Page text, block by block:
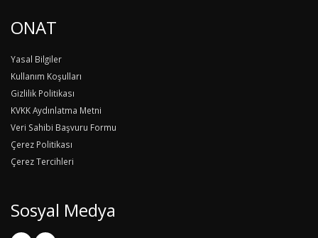
ONAT
Yasal Bilgiler
Kullanım Koşulları
Gizlilik Politikası
KVKK Aydınlatma Metni
Veri Sahibi Başvuru Formu
Çerez Politikası
Çerez Tercihleri
Sosyal Medya